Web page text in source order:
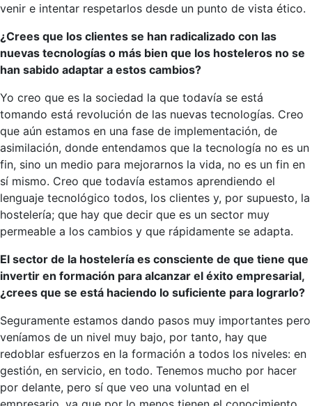
venir e intentar respetarlos desde un punto de vista ético.
¿Crees que los clientes se han radicalizado con las
nuevas tecnologías o más bien que los hosteleros no se
han sabido adaptar a estos cambios?
Yo creo que es la sociedad la que todavía se está
tomando está revolución de las nuevas tecnologías. Creo
que aún estamos en una fase de implementación, de
asimilación, donde entendamos que la tecnología no es un
fin, sino un medio para mejorarnos la vida, no es un fin en
sí mismo. Creo que todavía estamos aprendiendo el
lenguaje tecnológico todos, los clientes y, por supuesto, la
hostelería; que hay que decir que es un sector muy
permeable a los cambios y que rápidamente se adapta.
El sector de la hostelería es consciente de que tiene que
invertir en formación para alcanzar el éxito empresarial,
¿crees que se está haciendo lo suficiente para lograrlo?
Seguramente estamos dando pasos muy importantes pero
veníamos de un nivel muy bajo, por tanto, hay que
redoblar esfuerzos en la formación a todos los niveles: en
gestión, en servicio, en todo. Tenemos mucho por hacer
por delante, pero sí que veo una voluntad en el